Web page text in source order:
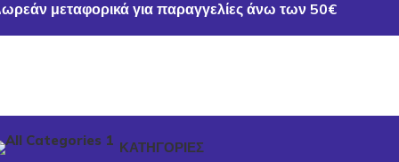
μεταφορικά για παραγγελίες άνω των 50€
ΚΑΤΗΓΟΡΙΕΣ